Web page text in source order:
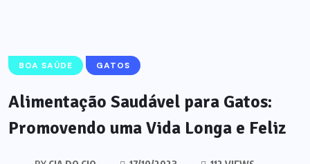
BOA SAÚDE GATOS
Alimentação Saudável para Gatos:
Promovendo uma Vida Longa e Feliz